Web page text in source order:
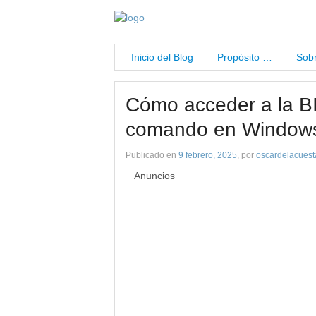
Inicio del Blog Propósito …
Cómo acceder a la
comando en
Publicado en 9 febrero, 2025, por
Anuncios